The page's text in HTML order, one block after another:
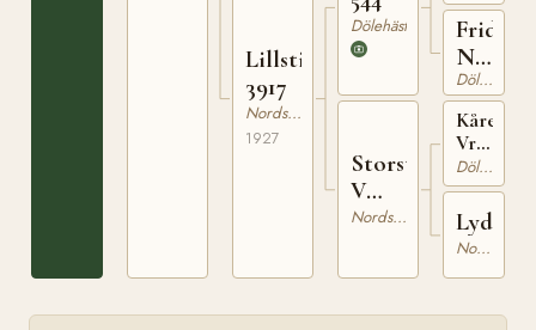
Lillstina
3917
Nordsvensk Brukshäst
1927
Dölehäst
Storstina
V
607 Nordsvensk Brukshäst
Frida
N
2665
Dölehäst
Kåre
Vrml.
h.r.
182
Dölehäst
Lydia
Nordsvensk Brukshäst